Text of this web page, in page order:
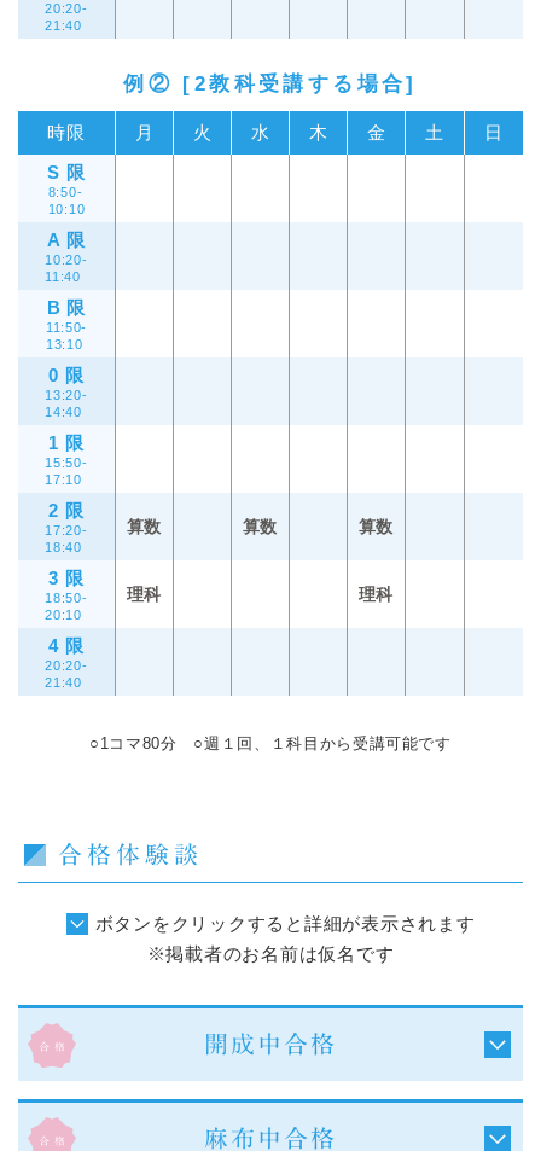
20:20-
21:40
例② [2教科受講する場合]
時限 月 火 水 木 金 土
日
S 限
8:50-
10:10
A 限
10:20-
11:40
B 限
11:50-
13:10
0 限
13:20-
14:40
1 限
15:50-
17:10
2 限
17:20-
18:40
算数 算数 算数
3 限
18:50-
20:10
理科 理科
4 限
20:20-
21:40
○1コマ80分 ○週１回、１科目から受講可能です
合格体験談
ボタンをクリックすると詳細が表示されます
※掲載者のお名前は仮名です
開成中合格
麻布中合格